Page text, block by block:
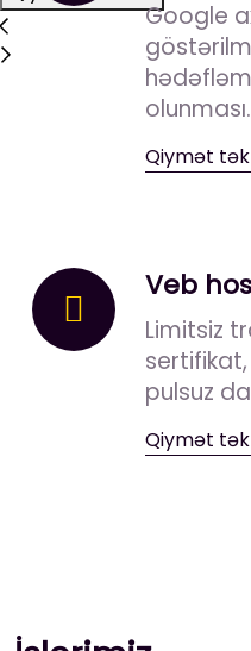
Google
olunması.
Qiymət
Veb
Limitsiz
pulsuz
Qiymət